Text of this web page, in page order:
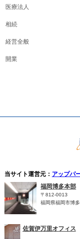
医療法人
相続
経営全般
開業
当サイト運営元： アップパ
福岡博多本部
〒812-0013
福岡県福岡市博
佐賀伊万里オフィス